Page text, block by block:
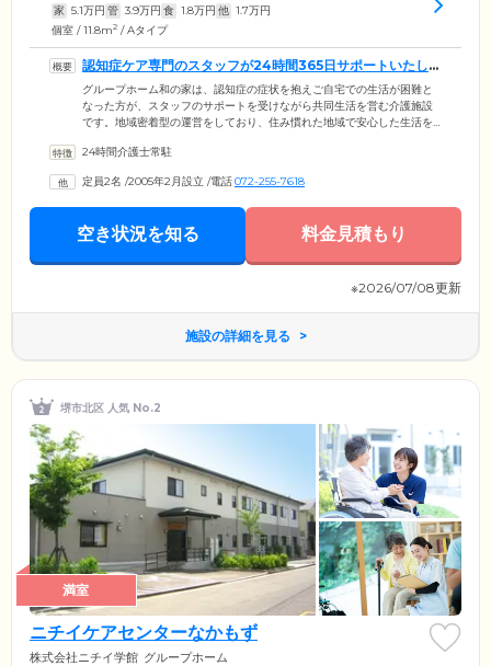
家 5.1万円 管 3.9万円 食 1.8万円 他 1.7万円
個室 / 11.8m2 / Aタイプ
認知症ケア専門のスタッフが24時間365日サポートいたしま
す
グループホーム和の家は、認知症の症状を抱えご自宅での生活が困難と
なった方が、スタッフのサポートを受けながら共同生活を営む介護施設
です。地域密着型の運営をしており、住み慣れた地域で安心した生活を
する「ユニットケア」を導入。認知症ケア専門のスタッフが24時間365日
ケアだけでなく夜間も3回の居室巡回を実施。全居室にナースコールを設
置し、呼び出しがあればスタッフがすぐに駆け付ける体制を整えていま
24時間介護士常駐
定員2名 /2005年2月設立 /電話072-255-7618
空き状況を知る 料金見積もり
※2026/07/08更新
施設の詳細を見る
堺市北区 人気 No.2
満室
ニチイケアセンターなかもず
株式会社ニチイ学館 グループホーム